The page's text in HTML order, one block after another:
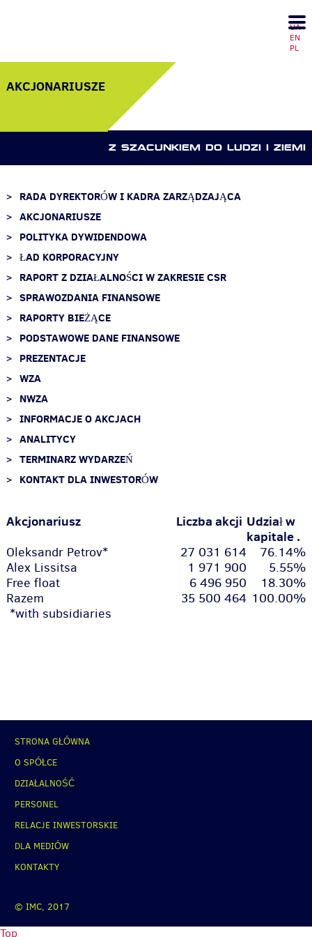
UA
EN
PL
AKCJONARIUSZE
Z SZACUNKIEM DO LUDZI I ZIEMI
RADA DYREKTORÓW I KADRA ZARZĄDZAJĄCA
AKCJONARIUSZE
POLITYKA DYWIDENDOWA
ŁAD KORPORACYJNY
RAPORT Z DZIAŁALNOŚCI W ZAKRESIE CSR
SPRAWOZDANIA FINANSOWE
RAPORTY BIEŻĄCE
PODSTAWOWE DANE FINANSOWE
PREZENTACJE
WZA
NWZA
INFORMACJE O AKCJACH
ANALITYCY
TERMINARZ WYDARZEŃ
KONTAKT DLA INWESTORÓW
Akcjonariusz Liczba akcji Udział w
kapitale .
Oleksandr Petrov* 27 031 614
76.14%
Alex Lissitsa
1 971 900
5.55%
Free float
6 496 950
18.30%
Razem
35 500 464 100.00%
*with subsidiaries
STRONA GŁÓWNA
O SPÓŁCE
DZIAŁALNOŚĆ
PERSONEL
RELACJE INWESTORSKIE
DLA MEDIÓW
KONTAKTY
© IMC, 2017
Top